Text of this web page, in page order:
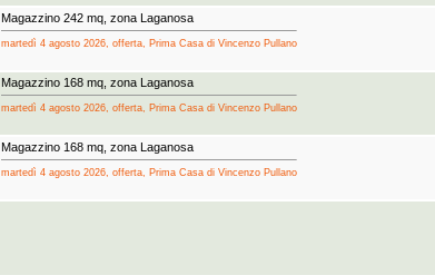
Magazzino 242 mq, zona Laganosa
martedì 4 agosto 2026, offerta, Prima Casa di Vincenzo Pullano
Magazzino 168 mq, zona Laganosa
martedì 4 agosto 2026, offerta, Prima Casa di Vincenzo Pullano
Magazzino 168 mq, zona Laganosa
martedì 4 agosto 2026, offerta, Prima Casa di Vincenzo Pullano